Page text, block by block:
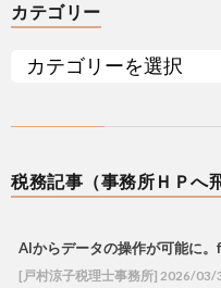
カテゴリー
税務記事（事務所ＨＰへ
AIからデータの操作が可能に
[戸村涼子税理士事務所] 2026/03/